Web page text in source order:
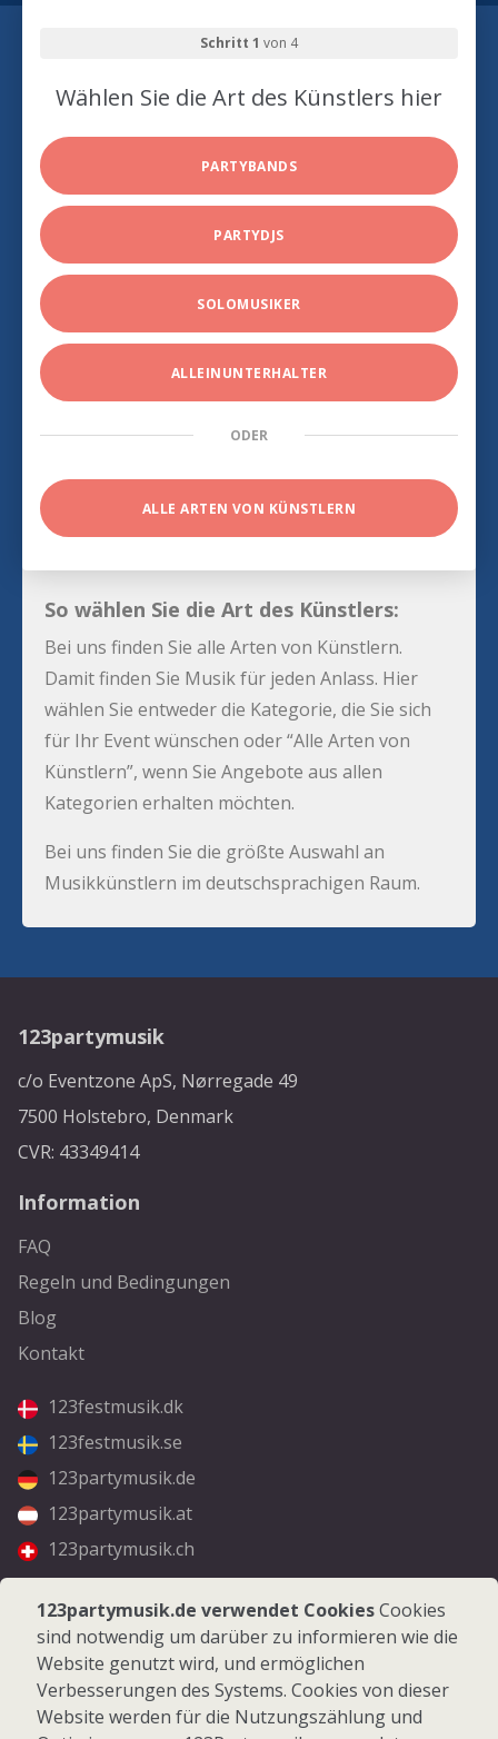
Schritt 1 von 4
Wählen Sie die Art des Künstlers hier
PARTYBANDS
PARTYDJS
SOLOMUSIKER
ALLEINUNTERHALTER
ODER
ALLE ARTEN VON KÜNSTLERN
So wählen Sie die Art des Künstlers:
Bei uns finden Sie alle Arten von Künstlern.
Damit finden Sie Musik für jeden Anlass. Hier
wählen Sie entweder die Kategorie, die Sie sich
für Ihr Event wünschen oder “Alle Arten von
Künstlern”, wenn Sie Angebote aus allen
Kategorien erhalten möchten.
Bei uns finden Sie die größte Auswahl an
Musikkünstlern im deutschsprachigen Raum.
123partymusik
c/o Eventzone ApS, Nørregade 49
7500 Holstebro, Denmark
CVR: 43349414
Information
FAQ
Regeln und Bedingungen
Blog
Kontakt
123festmusik.dk
123festmusik.se
123partymusik.de
123partymusik.at
123partymusik.ch
Folgen Sie uns
Facebook
Instagram
123partymusik.de verwendet CookiesCookies
sind notwendig um darüber zu informieren wie die
Website genutzt wird, und ermöglichen
Verbesserungen des Systems. Cookies von dieser
Website werden für die Nutzungszählung und